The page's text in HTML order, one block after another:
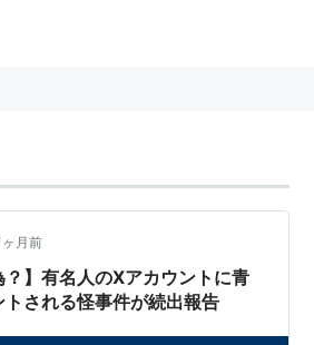
ヶ月前
？】有名人のXアカウントに青
される怪事件が続出報告